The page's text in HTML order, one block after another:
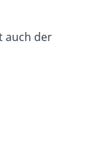
auch der